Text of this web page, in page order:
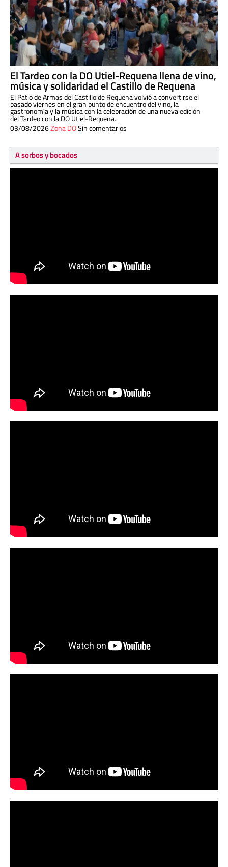
El Tardeo con la DO Utiel-Requena llena de vino,
música y solidaridad el Castillo de Requena
El Patio de Armas del Castillo de Requena volvió a convertirse el
pasado viernes en el gran punto de encuentro del vino, la
gastronomía y la música con la celebración de una nueva edición
del Tardeo con la DO Utiel-Requena.
03/08/2026Zona DOSin comentarios
A sorbos y bocados